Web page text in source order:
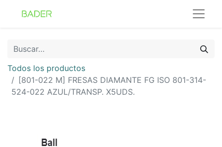
Todos los productos
[801-022 M] FRESAS DIAMANTE FG ISO 801-314-
524-022 AZUL/TRANSP. X5UDS.